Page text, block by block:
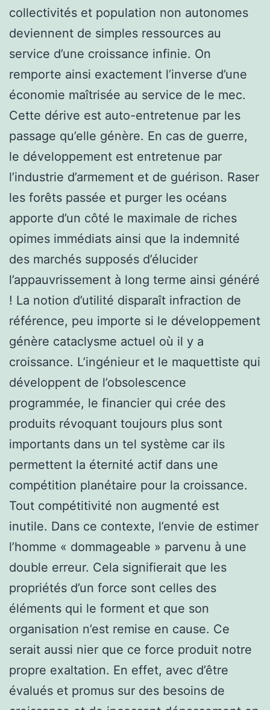
collectivités et population non autonomes
deviennent de simples ressources au
service d’une croissance infinie. On
remporte ainsi exactement l’inverse d’une
économie maîtrisée au service de le mec.
Cette dérive est auto-entretenue par les
passage qu’elle génère. En cas de guerre,
le développement est entretenue par
l’industrie d’armement et de guérison. Raser
les forêts passée et purger les océans
apporte d’un côté le maximale de riches
opimes immédiats ainsi que la indemnité
des marchés supposés d’élucider
l’appauvrissement à long terme ainsi généré
! La notion d’utilité disparaît infraction de
référence, peu importe si le développement
génère cataclysme actuel où il y a
croissance. L’ingénieur et le maquettiste qui
développent de l’obsolescence
programmée, le financier qui crée des
produits révoquant toujours plus sont
importants dans un tel système car ils
permettent la éternité actif dans une
compétition planétaire pour la croissance.
Tout compétitivité non augmenté est
inutile. Dans ce contexte, l’envie de estimer
l’homme « dommageable » parvenu à une
double erreur. Cela signifierait que les
propriétés d’un force sont celles des
éléments qui le forment et que son
organisation n’est remise en cause. Ce
serait aussi nier que ce force produit notre
propre exaltation. En effet, avec d’être
évalués et promus sur des besoins de